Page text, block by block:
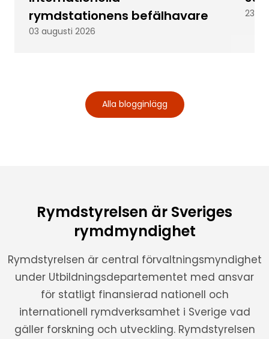
rymdstationens befälhavare
03 augusti 2026
23
Alla blogginlägg
Rymdstyrelsen är Sveriges
rymdmyndighet
Rymdstyrelsen är central förvaltningsmyndighet
under Utbildningsdepartementet med ansvar
för statligt finansierad nationell och
internationell rymdverksamhet i Sverige vad
gäller forskning och utveckling. Rymdstyrelsen